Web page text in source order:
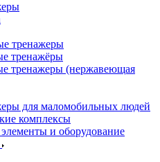
тренажеры
тренажёры
тренажеры (нержавеющая
для маломобильных людей
комплексы
и оборудование